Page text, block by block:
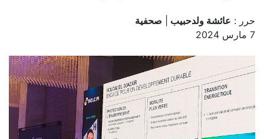
حرر : عائشة ولدحبيب
صحفية
7 مارس 2024